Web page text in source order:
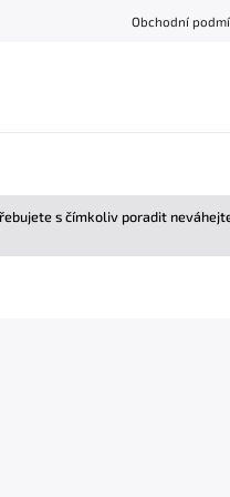
Obchodní
s čímkoliv poradit